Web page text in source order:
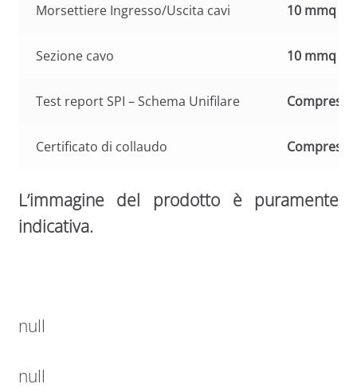
Morsettiere Ingresso/Uscita cavi 10 mmq
Sezione cavo 10 mmq
Test report SPI – Schema Unifilare Compreso
Certificato di collaudo Compreso
L’immagine del prodotto è puramente
indicativa.
null
null